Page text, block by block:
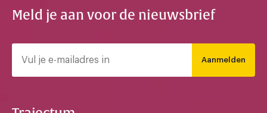
Meld je aan voor de nieuwsbrief
Aanmelden